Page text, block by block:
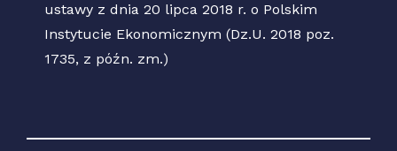
ustawy z dnia 20 lipca 2018 r. o Polskim
Instytucie Ekonomicznym (Dz.U. 2018 poz.
1735, z późn. zm.)